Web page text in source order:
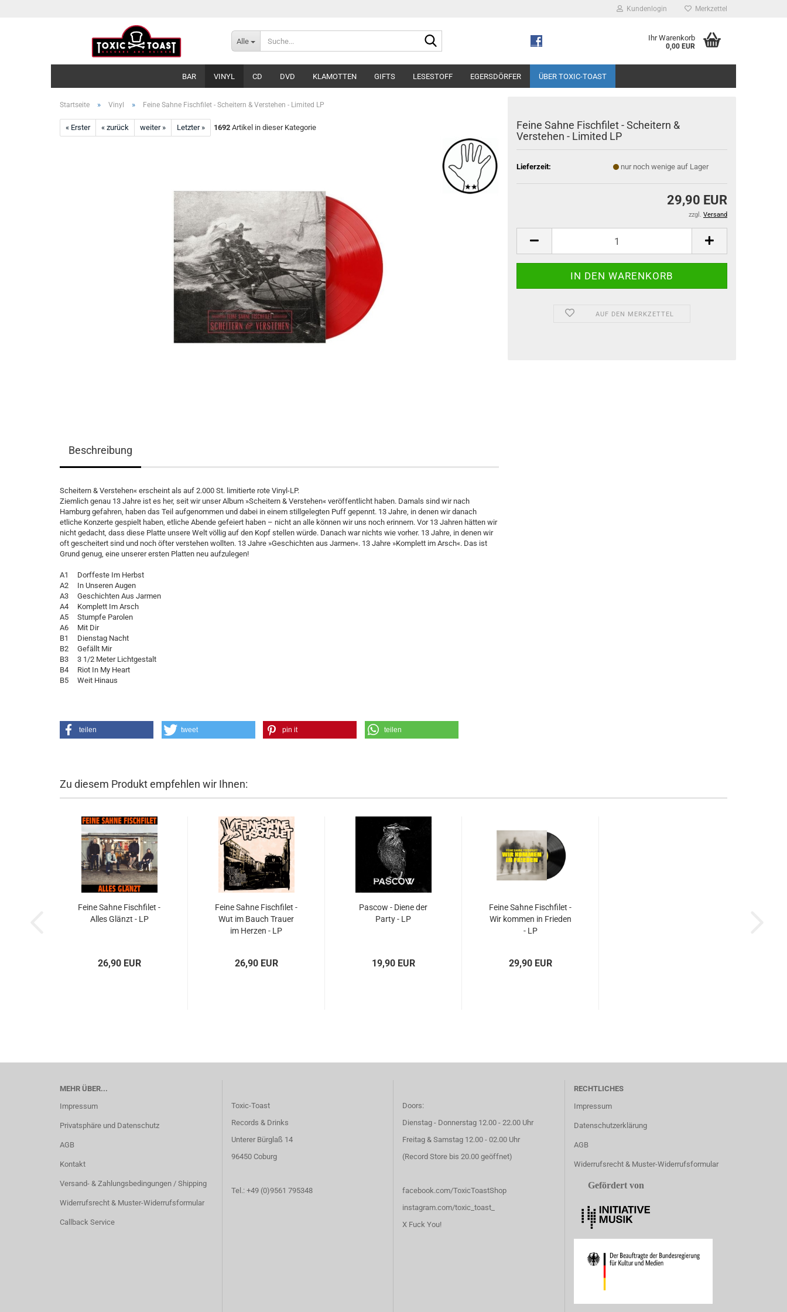
Kundenlogin Merkzettel
Alle Ihr Warenkorb
0,00 EUR
BAR VINYL CD DVD KLAMOTTEN GIFTS LESESTOFF EGERSDÖRFER ÜBER TOXIC-TOAST
Startseite » Vinyl » Feine Sahne Fischfilet - Scheitern & Verstehen - Limited LP
« Erster « zurück weiter » Letzter » 1692 Artikel in dieser Kategorie
Feine Sahne Fischfilet - Scheitern &
Verstehen - Limited LP
Lieferzeit: nur noch wenige auf Lager
29,90 EUR
zzgl. Versand
AUF DEN MERKZETTEL
Beschreibung
Scheitern & Verstehen« erscheint als auf 2.000 St. limitierte rote Vinyl-LP.
Ziemlich genau 13 Jahre ist es her, seit wir unser Album »Scheitern & Verstehen« veröffentlicht haben. Damals sind wir nach
Hamburg gefahren, haben das Teil aufgenommen und dabei in einem stillgelegten Puff gepennt. 13 Jahre, in denen wir danach
etliche Konzerte gespielt haben, etliche Abende gefeiert haben – nicht an alle können wir uns noch erinnern. Vor 13 Jahren hätten wir
nicht gedacht, dass diese Platte unsere Welt völlig auf den Kopf stellen würde. Danach war nichts wie vorher. 13 Jahre, in denen wir
oft gescheitert sind und noch öfter verstehen wollten. 13 Jahre »Geschichten aus Jarmen«. 13 Jahre »Komplett im Arsch«. Das ist
Grund genug, eine unserer ersten Platten neu aufzulegen!
A1 Dorffeste Im Herbst
A2 In Unseren Augen
A3 Geschichten Aus Jarmen
A4 Komplett Im Arsch
A5 Stumpfe Parolen
A6 Mit Dir
B1 Dienstag Nacht
B2 Gefällt Mir
B3 3 1/2 Meter Lichtgestalt
B4 Riot In My Heart
B5 Weit Hinaus
teilen tweet pin it teilen
Zu diesem Produkt empfehlen wir Ihnen:
Feine Sahne Fischfilet -
Alles Glänzt - LP
26,90 EUR
Feine Sahne Fischfilet -
Wut im Bauch Trauer
im Herzen - LP
26,90 EUR
Pascow - Diene der
Party - LP
19,90 EUR
Feine Sahne Fischfilet -
Wir kommen in Frieden
- LP
29,90 EUR
MEHR ÜBER...
Impressum
Privatsphäre und Datenschutz
AGB
Kontakt
Versand- & Zahlungsbedingungen / Shipping
Widerrufsrecht & Muster-Widerrufsformular
Callback Service
Toxic-Toast
Records & Drinks
Unterer Bürglaß 14
96450 Coburg
Tel.: +49 (0)9561 795348
Doors:
Dienstag - Donnerstag 12.00 - 22.00 Uhr
Freitag & Samstag 12.00 - 02.00 Uhr
(Record Store bis 20.00 geöffnet)
facebook.com/ToxicToastShop
instagram.com/toxic_toast_
X Fuck You!
RECHTLICHES
Impressum
Datenschutzerklärung
AGB
Widerrufsrecht & Muster-Widerrufsformular
Gefördert von